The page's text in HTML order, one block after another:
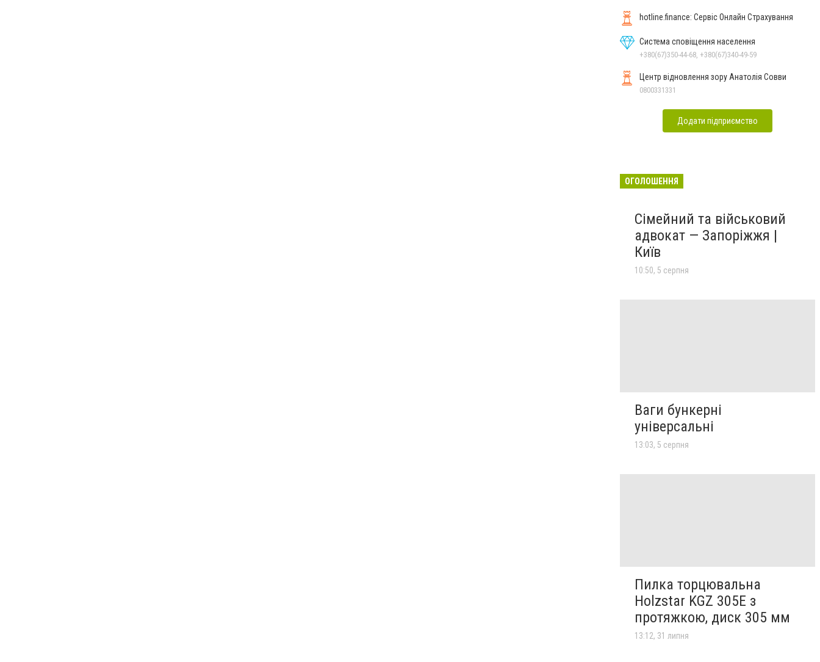
hotline.finance: Сервіс Онлайн Страхування
Система сповіщення населення
+380(67)350-44-68, +380(67)340-49-59
Центр відновлення зору Анатолія Совви
0800331331
Додати підприємство
ОГОЛОШЕННЯ
Сімейний та військовий
адвокат — Запоріжжя |
Київ
10:50, 5 серпня
Ваги бункерні
універсальні
13:03, 5 серпня
Пилка торцювальна
Holzstar KGZ 305E з
протяжкою, диск 305 мм
13:12, 31 липня